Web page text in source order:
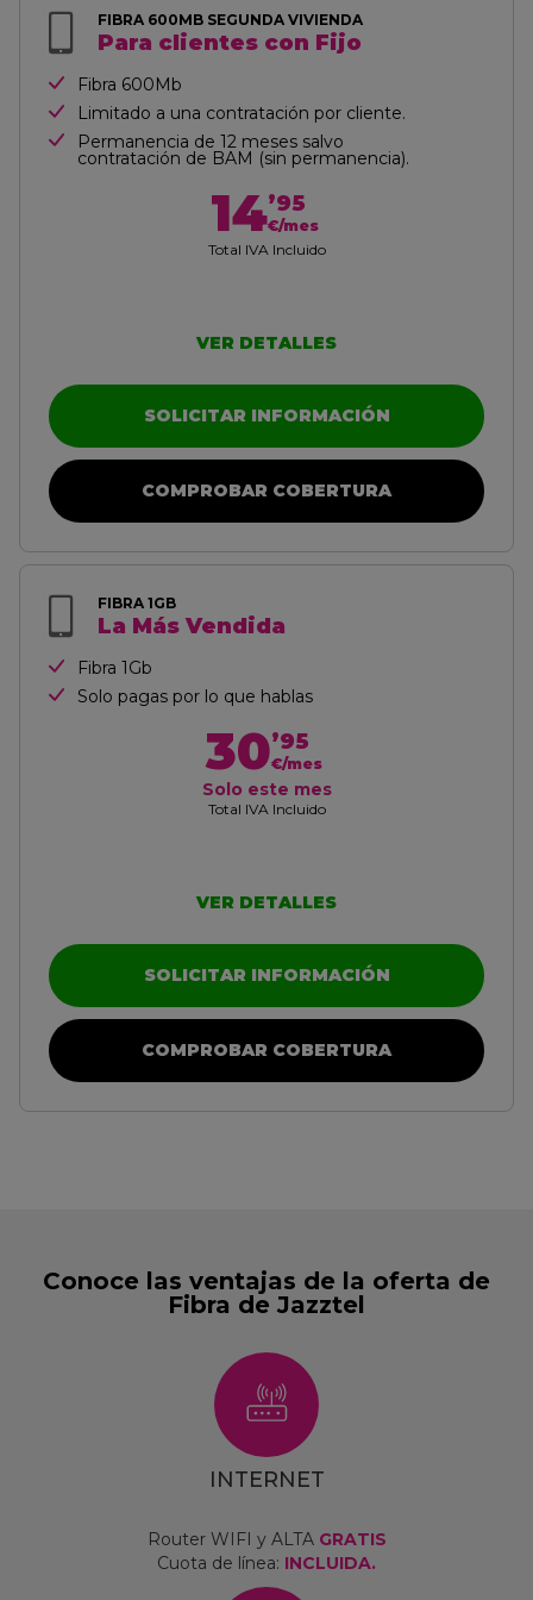
FIBRA 600MB SEGUNDA VIVIENDA
Para clientes con Fijo
Fibra 600Mb
Limitado a una contratación por cliente.
Permanencia de 12 meses salvo
contratación de BAM (sin permanencia).
14’95
€/mes
Total IVA Incluido
VER DETALLES
SOLICITAR INFORMACIÓN
COMPROBAR COBERTURA
FIBRA 1GB
La Más Vendida
Fibra 1Gb
Solo pagas por lo que hablas
30’95
€/mes
Solo este mes
Total IVA Incluido
VER DETALLES
SOLICITAR INFORMACIÓN
COMPROBAR COBERTURA
Conoce las ventajas de la oferta de
Fibra de Jazztel
INTERNET
Router WIFI y ALTA GRATIS
Cuota de línea: INCLUIDA.